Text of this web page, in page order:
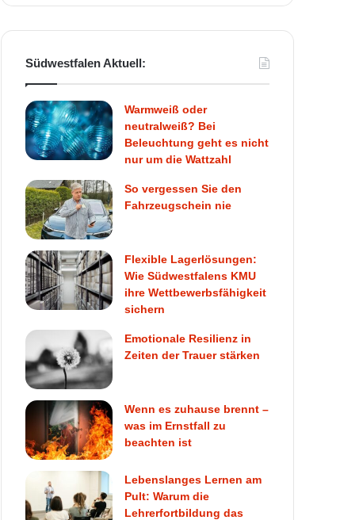
Südwestfalen Aktuell:
Warmweiß oder
neutralweiß? Bei
Beleuchtung geht es nicht
nur um die Wattzahl
So vergessen Sie den
Fahrzeugschein nie
Flexible Lagerlösungen:
Wie Südwestfalens KMU
ihre Wettbewerbsfähigkeit
sichern
Emotionale Resilienz in
Zeiten der Trauer stärken
Wenn es zuhause brennt –
was im Ernstfall zu
beachten ist
Lebenslanges Lernen am
Pult: Warum die
Lehrerfortbildung das